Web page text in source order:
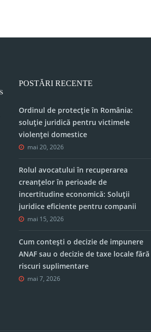
POSTĂRI RECENTE
Ordinul de protecție în România:
soluție juridică pentru victimele
violenței domestice
mai 20, 2026
Rolul avocatului în recuperarea
creanțelor în perioade de
incertitudine economică: Soluții
juridice eficiente pentru companii
mai 15, 2026
Cum contești o decizie de impunere
ANAF sau o decizie de taxe locale fără
riscuri suplimentare
mai 7, 2026